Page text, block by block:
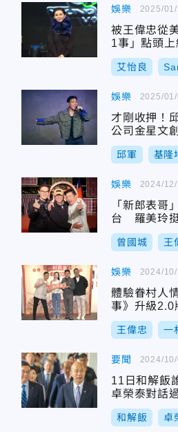
娛樂
被王偉忠從
1事」點頭
近況
艾怡良
2025/
娛樂
才剛收押！
公司金星文
邱軍 基隆
2025/
娛樂
「新郎表哥
台 羅美玲
曾國城 王
2024/
娛樂
體驗眷村人
事》升級
婿哭到出鏡
王偉忠 一
2024/
要聞
11日和解飯
卓榮泰對話
和解飯 卓
2024/